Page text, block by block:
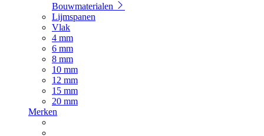
Bouwmaterialen
Lijmspanen
Vlak
4 mm
6 mm
8 mm
10 mm
12 mm
15 mm
20 mm
Merken